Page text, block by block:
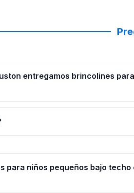
entregamos brincolines para
para niños pequeños bajo techo